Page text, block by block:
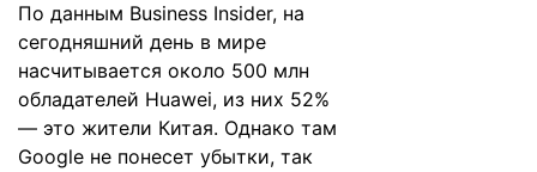
По данным Business Insider, на
сегодняшний день в мире
насчитывается около 500 млн
обладателей Huawei, из них 52%
— это жители Китая. Однако там
Google не понесет убытки, так